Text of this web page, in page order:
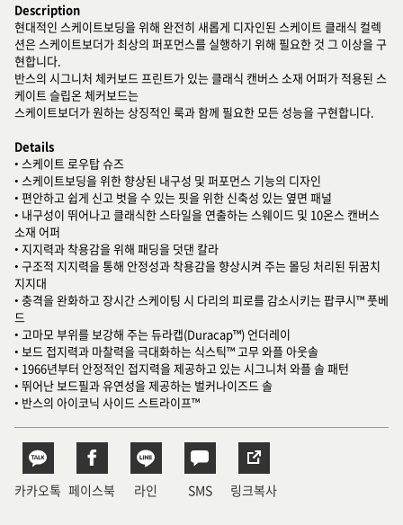
Description
현대적인 스케이트보딩을 위해 완전히 새롭게 디자인된 스케이트 클래식 컬렉
션은 스케이트보더가 최상의 퍼포먼스를 실행하기 위해 필요한 것 그 이상을 구
현합니다.
반스의 시그니처 체커보드 프린트가 있는 클래식 캔버스 소재 어퍼가 적용된 스
케이트 슬립온 체커보드는
스케이트보더가 원하는 상징적인 룩과 함께 필요한 모든 성능을 구현합니다.
Details
• 스케이트 로우탑 슈즈
• 스케이트보딩을 위한 향상된 내구성 및 퍼포먼스 기능의 디자인
• 편안하고 쉽게 신고 벗을 수 있는 핏을 위한 신축성 있는 옆면 패널
• 내구성이 뛰어나고 클래식한 스타일을 연출하는 스웨이드 및 10온스 캔버스
소재 어퍼
• 지지력과 착용감을 위해 패딩을 덧댄 칼라
• 구조적 지지력을 통해 안정성과 착용감을 향상시켜 주는 몰딩 처리된 뒤꿈치
지지대
• 충격을 완화하고 장시간 스케이팅 시 다리의 피로를 감소시키는 팝쿠시™ 풋베
드
• 고마모 부위를 보강해 주는 듀라캡(Duracap™) 언더레이
• 보드 접지력과 마찰력을 극대화하는 식스틱™ 고무 와플 아웃솔
• 1966년부터 안정적인 접지력을 제공하고 있는 시그니처 와플 솔 패턴
• 뛰어난 보드필과 유연성을 제공하는 벌커나이즈드 솔
• 반스의 아이코닉 사이드 스트라이프™
카카오톡 페이스북 라인 SMS 링크복사